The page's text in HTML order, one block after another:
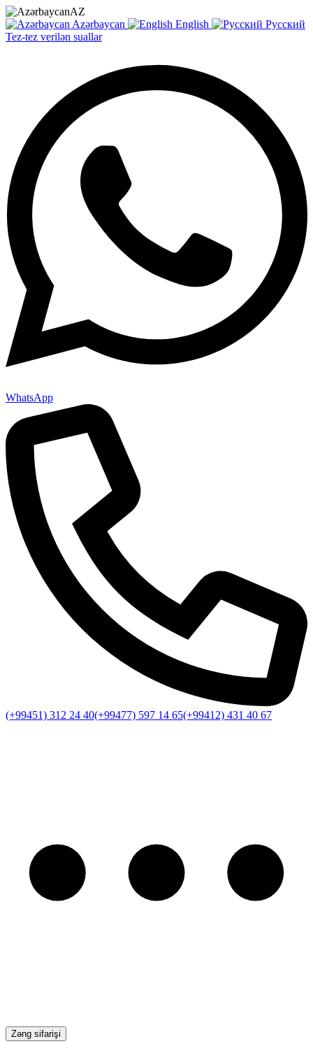
AZ
Azərbaycan
English
Русский
Tez-tez verilən suallar
WhatsApp
(+99451) 312 24 40(+99477) 597 14 65(+99412) 431 40 67
Zəng sifarişi